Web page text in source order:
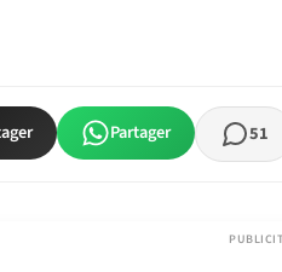
Partager 51